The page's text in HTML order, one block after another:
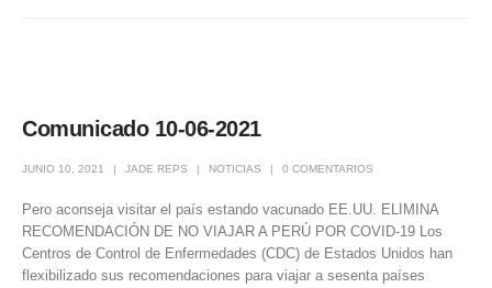
Comunicado 10-06-2021
JUNIO 10, 2021 JADE REPS NOTICIAS 0 COMENTARIOS
Pero aconseja visitar el país estando vacunado EE.UU. ELIMINA
RECOMENDACIÓN DE NO VIAJAR A PERÚ POR COVID-19 Los
Centros de Control de Enfermedades (CDC) de Estados Unidos han
flexibilizado sus recomendaciones para viajar a sesenta países